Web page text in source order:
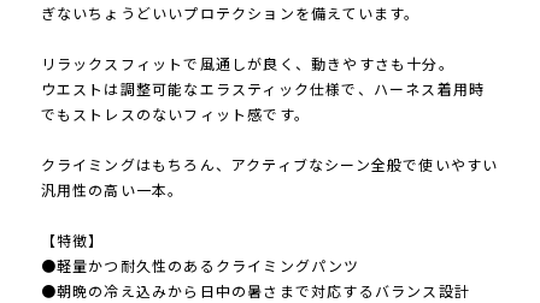
ぎないちょうどいいプロテクションを備えています。
リラックスフィットで風通しが良く、動きやすさも十分。
ウエストは調整可能なエラスティック仕様で、ハーネス着用時
でもストレスのないフィット感です。
クライミングはもちろん、アクティブなシーン全般で使いやすい
汎用性の高い一本。
【特徴】
●軽量かつ耐久性のあるクライミングパンツ
●朝晩の冷え込みから日中の暑さまで対応するバランス設計